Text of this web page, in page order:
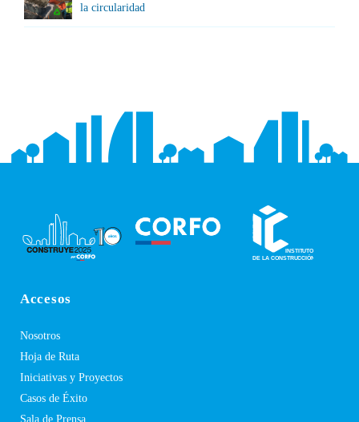
la circularidad
Accesos
Nosotros
Hoja de Ruta
Iniciativas y Proyectos
Casos de Éxito
Sala de Prensa